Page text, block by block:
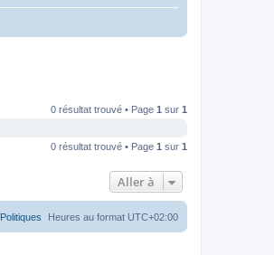
0 résultat trouvé • Page 1 sur 1
0 résultat trouvé • Page 1 sur 1
Aller à
Heures au format UTC+02:00
Politiques